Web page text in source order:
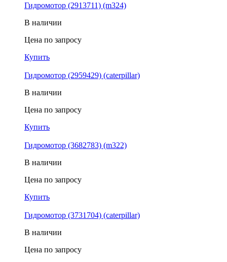
Гидромотор (2913711) (m324)
В наличии
Цена по запросу
Купить
Гидромотор (2959429) (caterpillar)
В наличии
Цена по запросу
Купить
Гидромотор (3682783) (m322)
В наличии
Цена по запросу
Купить
Гидромотор (3731704) (caterpillar)
В наличии
Цена по запросу